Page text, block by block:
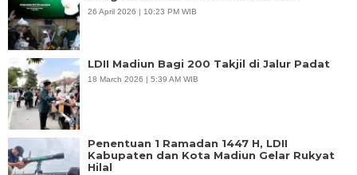
26 April 2026 | 10:23 PM WIB
LDII Madiun Bagi 200 Takjil di Jalur Padat
18 March 2026 | 5:39 AM WIB
Penentuan 1 Ramadan 1447 H, LDII
Kabupaten dan Kota Madiun Gelar Rukyat
Hilal